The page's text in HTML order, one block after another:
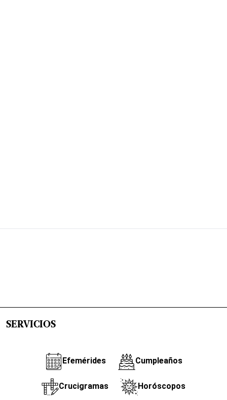
SERVICIOS
Efemérides Cumpleaños
Crucigramas Horóscopos